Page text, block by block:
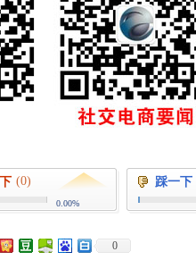
(0)
0.00%
踩一下
0